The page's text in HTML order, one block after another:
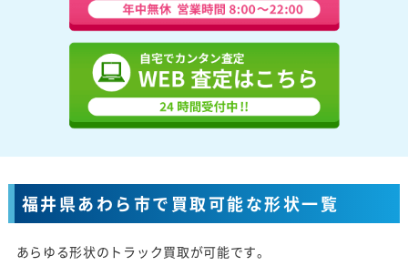
福井県あわら市で買取可能な形状一覧
あらゆる形状のトラック買取が可能です。